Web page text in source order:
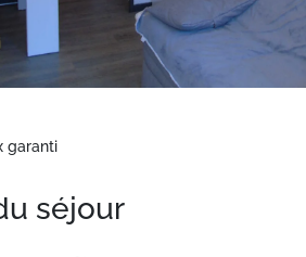
garanti
séjour